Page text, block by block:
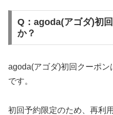
Q：agoda(アゴダ)初
か？
agoda(アゴダ)初回クーポ
です。
初回予約限定のため、再利